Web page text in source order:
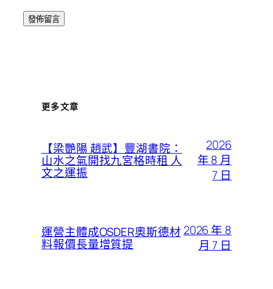
更多文章
【梁艷陽 趙武】豐湖書院：
山水之氣開找九宮格時租 人
文之運振
2026
年 8 月
7 日
運營主體成OSDER奧斯德材
料報價長量增質提
2026 年 8
月 7 日